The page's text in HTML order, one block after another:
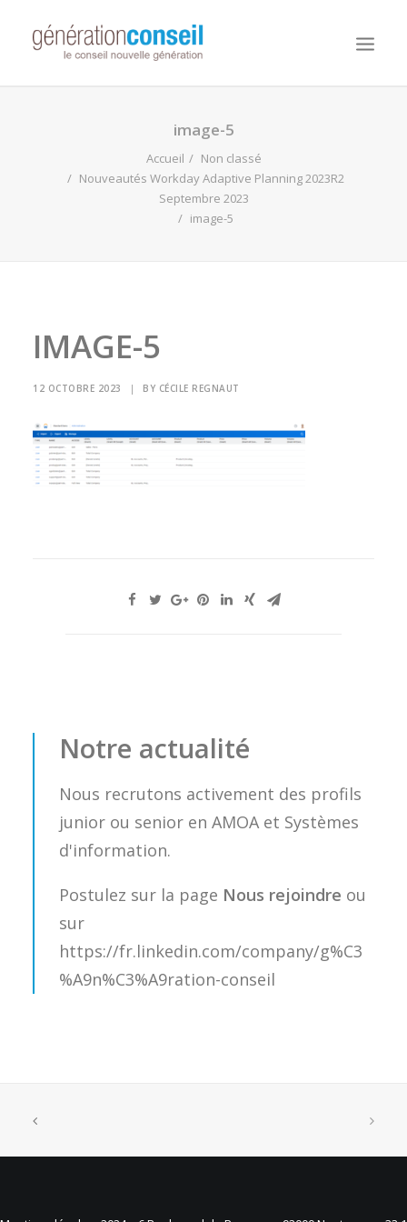
WORKDAY ADAPTIVE PLANNING
image-5
Accueil
Non classé
Nouveautés Workday Adaptive Planning 2023R2
Septembre 2023
image-5
IMAGE-5
12 OCTOBRE 2023 | BY CÉCILE REGNAUT
Notre actualité
Nous recrutons activement des profils
junior ou senior en AMOA et Systèmes
d'information.
Postulez sur la page Nous rejoindre ou
sur
https://fr.linkedin.com/company/g%C3
%A9n%C3%A9ration-conseil